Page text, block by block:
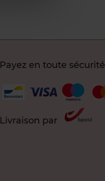
Payez en toute sécurité
Livraison par